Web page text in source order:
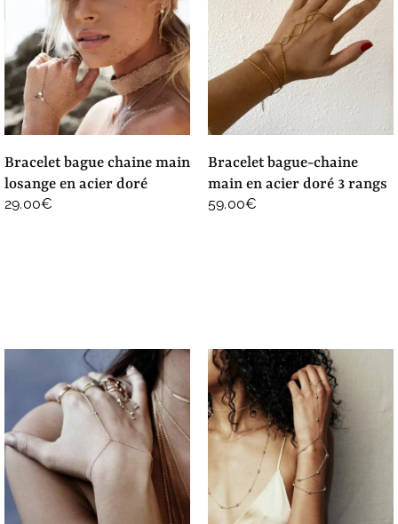
bracelet bague chaine main
losange en acier doré
29.00€
bracelet bague-chaine
main en acier doré 3 rangs
59.00€